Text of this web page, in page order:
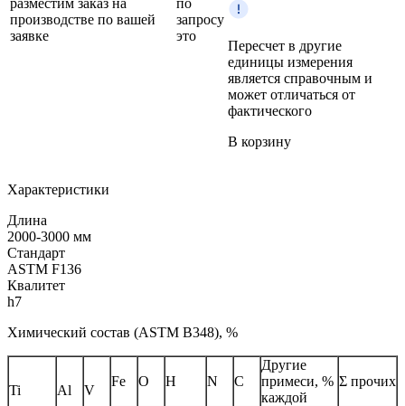
производстве по вашей
заявке
запросу
это
Пересчет в другие
единицы измерения
является справочным и
может отличаться от
фактического
В корзину
Характеристики
Длина
2000-3000 мм
Стандарт
ASTM F136
Квалитет
h7
Химический состав (ASTM B348), %
Ti Al V
Fe O H N C
Другие
примеси, %
каждой
Σ прочих